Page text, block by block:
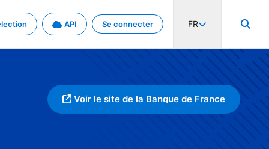
internationale et les taux. Découvrez le projet en détail.
API Se connecter FR
Voir le site de la Banque de France